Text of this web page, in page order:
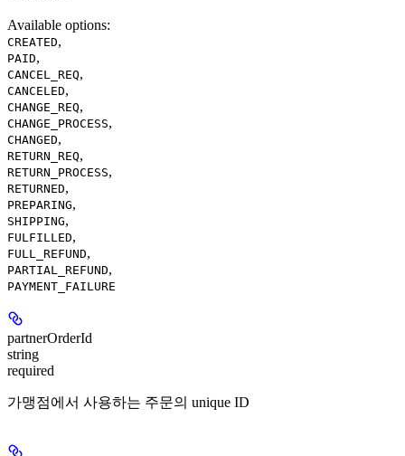
Available options:
CREATED,
PAID,
CANCEL_REQ,
CANCELED,
CHANGE_REQ,
CHANGE_PROCESS,
CHANGED,
RETURN_REQ,
RETURN_PROCESS,
RETURNED,
PREPARING,
SHIPPING,
FULFILLED,
FULL_REFUND,
PARTIAL_REFUND,
PAYMENT_FAILURE
partnerOrderId
string
required
가맹점에서 사용하는 주문의 unique ID